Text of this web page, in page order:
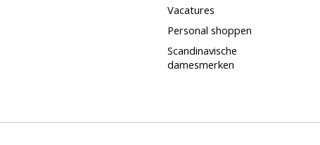
Vacatures
Personal shoppen
Scandinavische
damesmerken